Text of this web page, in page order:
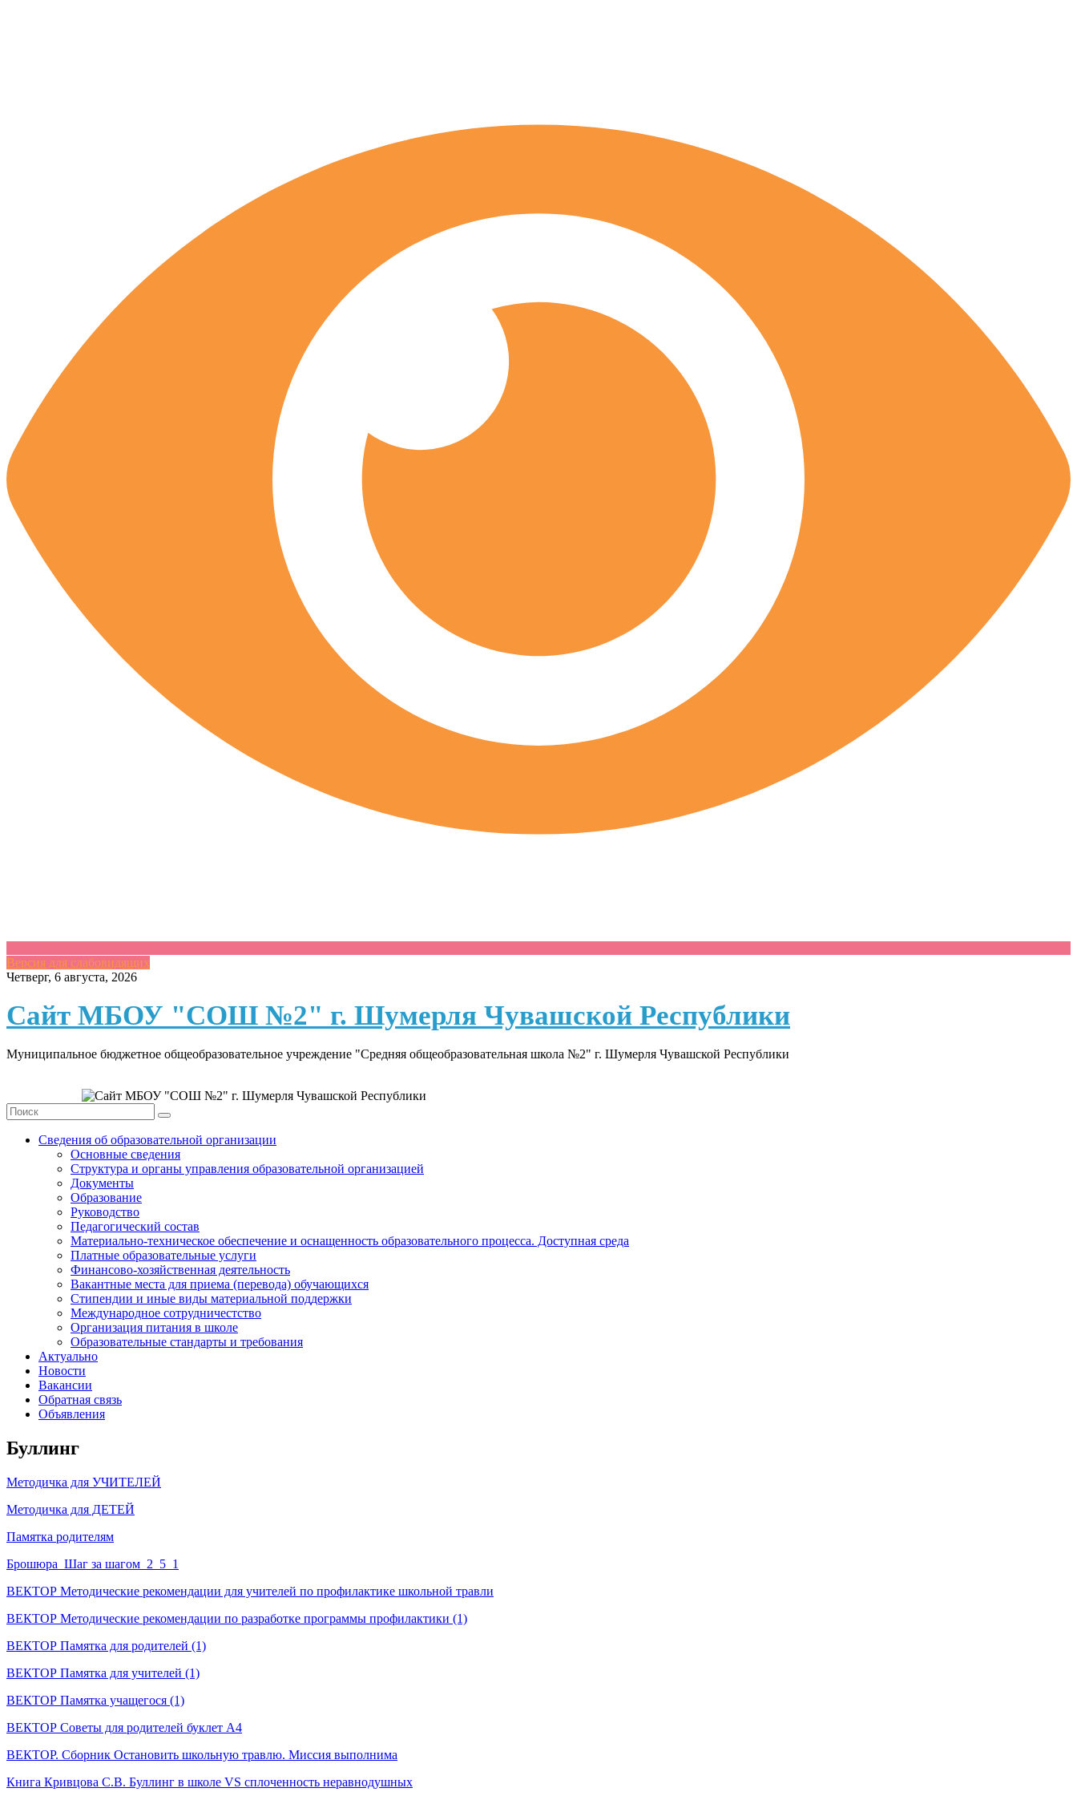
Версия для слабовидящих
Skip
content
Четверг, 6 августа, 2026
Сайт МБОУ "СОШ №2" г. Шумерля Чувашской Республики
Муниципальное бюджетное общеобразовательное учреждение "Средняя общеобразовательная школа №2" г. Шумерля Чувашской Республики
Сведения об образовательной организации
Основные сведения
Структура и органы управления образовательной организацией
Документы
Образование
Руководство
Педагогический состав
Материально-техническое обеспечение и оснащенность образовательного процесса. Доступная среда
Платные образовательные услуги
Финансово-хозяйственная деятельность
Вакантные места для приема (перевода) обучающихся
Стипендии и иные виды материальной поддержки
Международное сотрудничестство
Организация питания в школе
Образовательные стандарты и требования
Актуально
Новости
Вакансии
Обратная связь
Объявления
Буллинг
Методичка для УЧИТЕЛЕЙ
Методичка для ДЕТЕЙ
Памятка родителям
Брошюра_Шаг за шагом_2_5_1
ВЕКТОР Методические рекомендации для учителей по профилактике школьной травли
ВЕКТОР Методические рекомендации по разработке программы профилактики (1)
ВЕКТОР Памятка для родителей (1)
ВЕКТОР Памятка для учителей (1)
ВЕКТОР Памятка учащегося (1)
ВЕКТОР Советы для родителей буклет А4
ВЕКТОР. Сборник Остановить школьную травлю. Миссия выполнима
Книга Кривцова С.В. Буллинг в школе VS сплоченность неравнодушных